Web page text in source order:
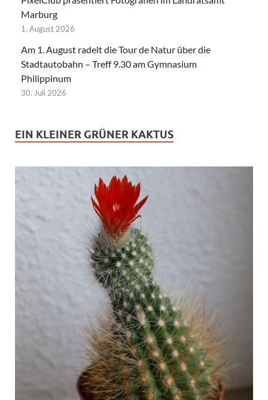
Marburg
1. August 2026
Am 1. August radelt die Tour de Natur über die
Stadtautobahn – Treff 9.30 am Gymnasium
Philippinum
30. Juli 2026
EIN KLEINER GRÜNER KAKTUS